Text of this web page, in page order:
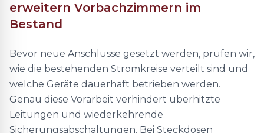
erweitern Vorbachzimmern im
Bestand
Bevor neue Anschlüsse gesetzt werden, prüfen wir,
wie die bestehenden Stromkreise verteilt sind und
welche Geräte dauerhaft betrieben werden.
Genau diese Vorarbeit verhindert überhitzte
Leitungen und wiederkehrende
Sicherungsabschaltungen. Bei Steckdosen